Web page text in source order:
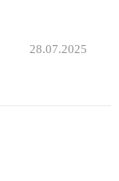
28.07.2025